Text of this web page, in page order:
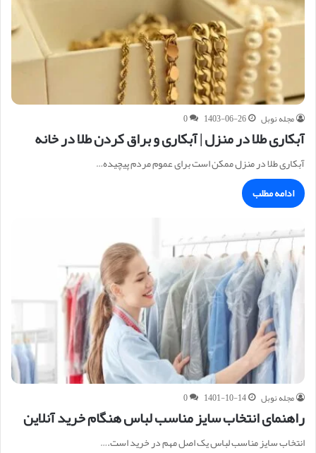
مجله نوبل 1403-06-26
0
آبکاری طلا در منزل | آبکاری و براق کردن طلا در خانه
آبکاری طلا در منزل ممکن است برای عموم مردم پیچیده…
ادامه مطلب
مجله نوبل 1401-10-14
0
راهنمای انتخاب سایز مناسب لباس هنگام خرید آنلاین
انتخاب سایز مناسب لباس یک اصل مهم در خرید است.…